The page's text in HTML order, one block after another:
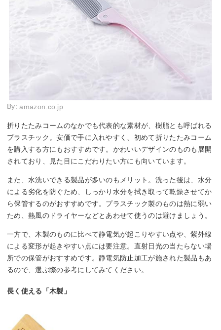
By:amazon.co.jp
折りたたみコームのなかでも代表的な素材が、樹脂とも呼ばれる
プラスチック。安価で手に入れやすく、初めて折りたたみコーム
を購入する方にもおすすめです。かわいいデザインのものも展開
されており、見た目にこだわりたい方にも向いています。
また、水洗いできる製品が多いのもメリット。洗った後は、水分
による劣化を防ぐため、しっかり水分を拭き取って乾燥させてか
ら保管するのがおすすめです。プラスチック製のものは熱に弱い
ため、熱風のドライヤーなどとあわせて使うのは避けましょう。
一方で、木製のものに比べて静電気が起こりやすい点や、紫外線
による変形が起きやすい点には要注意。直射日光の当たらない場
所での保管がおすすめです。静電気防止加工が施された製品もあ
るので、選ぶ際の参考にしてみてください。
長く使える「木製」